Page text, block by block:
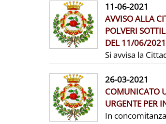
11-06-2021
AVVISO ALLA
POLVERI
DEL 11/06/2021
Si avvisa la
26-03-2021
COMUNICATO
URGENTE PER
In